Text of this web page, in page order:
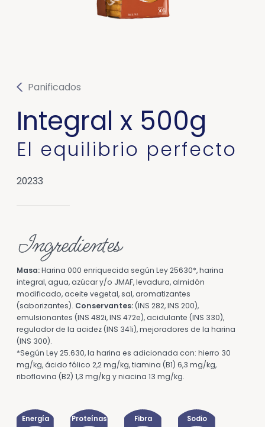
Panificados
Integral x 500g
El equilibrio perfecto
20233
Ingredientes
Masa:Harina 000 enriquecida según Ley 25630*, harina
integral, agua, azúcar y/o JMAF, levadura, almidón
modificado, aceite vegetal, sal, aromatizantes
(saborizantes). Conservantes:(INS 282, INS 200),
emulsionantes (INS 482i, INS 472e), acidulante (INS 330),
regulador de la acidez (INS 341i), mejoradores de la harina
(INS 300).
*Según Ley 25.630, la harina es adicionada con: hierro 30
mg/kg, ácido fólico 2,2 mg/kg, tiamina (B1) 6,3 mg/kg,
riboflavina (B2) 1,3 mg/kg y niacina 13 mg/kg.
Energía Proteínas Fibra Sodio